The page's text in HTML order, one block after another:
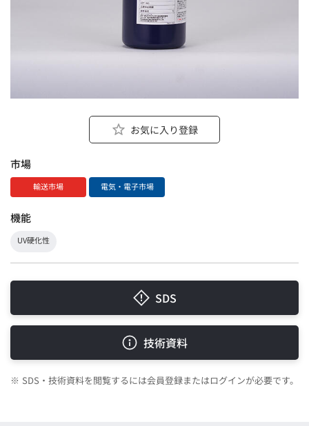
お気に入り登録
市場
輸送市場 電気・電子市場
機能
UV硬化性
SDS
技術資料
※ SDS・技術資料を閲覧するには会員登録またはログインが必要です。